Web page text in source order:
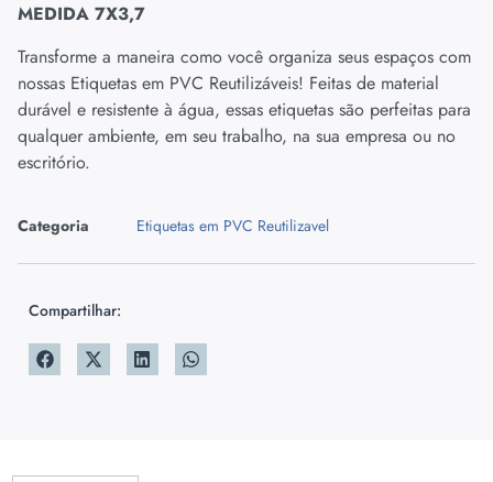
MEDIDA 7X3,7
Transforme a maneira como você organiza seus espaços com
nossas Etiquetas em PVC Reutilizáveis! Feitas de material
durável e resistente à água, essas etiquetas são perfeitas para
qualquer ambiente, em seu trabalho, na sua empresa ou no
escritório.
Categoria Etiquetas em PVC Reutilizavel
Compartilhar: